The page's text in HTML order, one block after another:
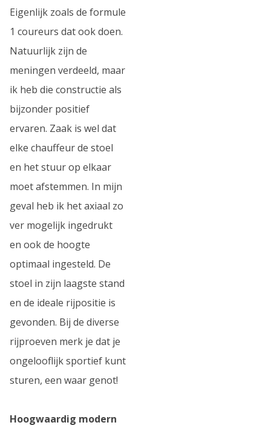
Eigenlijk zoals de formule
1 coureurs dat ook doen.
Natuurlijk zijn de
meningen verdeeld, maar
ik heb die constructie als
bijzonder positief
ervaren. Zaak is wel dat
elke chauffeur de stoel
en het stuur op elkaar
moet afstemmen. In mijn
geval heb ik het axiaal zo
ver mogelijk ingedrukt
en ook de hoogte
optimaal ingesteld. De
stoel in zijn laagste stand
en de ideale rijpositie is
gevonden. Bij de diverse
rijproeven merk je dat je
ongelooflijk sportief kunt
sturen, een waar genot!
Hoogwaardig modern